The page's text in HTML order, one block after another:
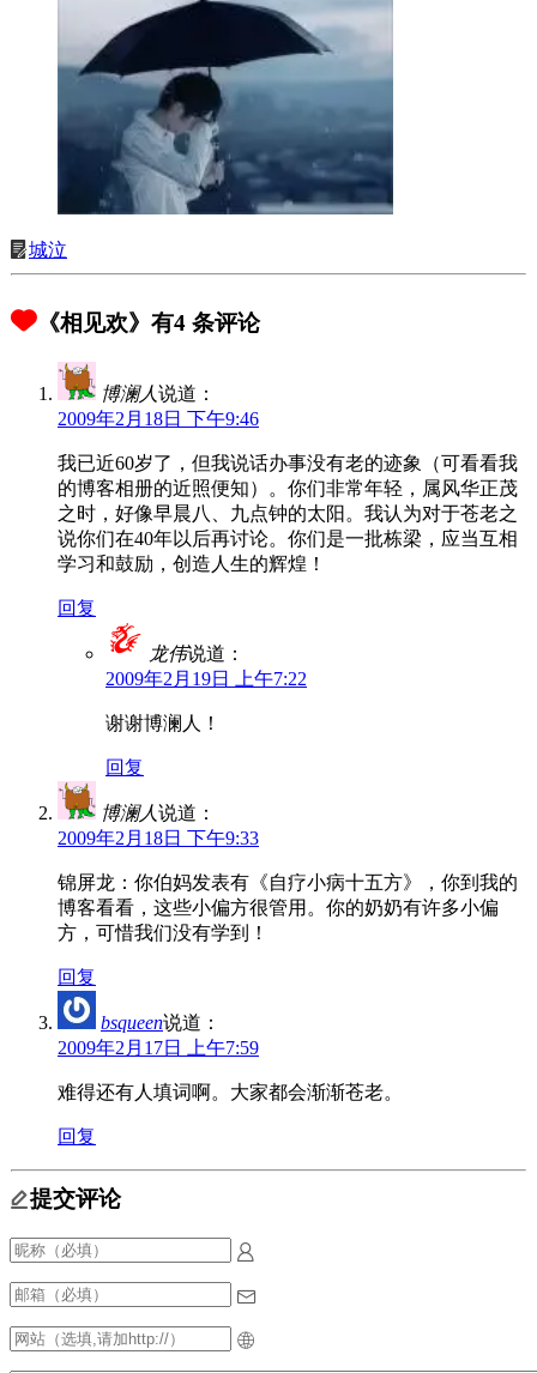
《相见欢》有4 条评论
博澜人说道：
2009年2月18日 下午9:46
我已近60岁了，但我说话办事没有老的迹象（可看看我
的博客相册的近照便知）。你们非常年轻，属风华正茂
之时，好像早晨八、九点钟的太阳。我认为对于苍老之
说你们在40年以后再讨论。你们是一批栋梁，应当互相
学习和鼓励，创造人生的辉煌！
回复
龙伟说道：
2009年2月19日 上午7:22
谢谢博澜人！
回复
博澜人说道：
2009年2月18日 下午9:33
锦屏龙：你伯妈发表有《自疗小病十五方》，你到我的
博客看看，这些小偏方很管用。你的奶奶有许多小偏
方，可惜我们没有学到！
回复
bsqueen说道：
2009年2月17日 上午7:59
难得还有人填词啊。大家都会渐渐苍老。
回复
提交评论
城泣